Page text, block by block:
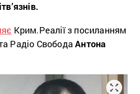
Крим.Реалії з посиланням
Радіо СвободаАнтона